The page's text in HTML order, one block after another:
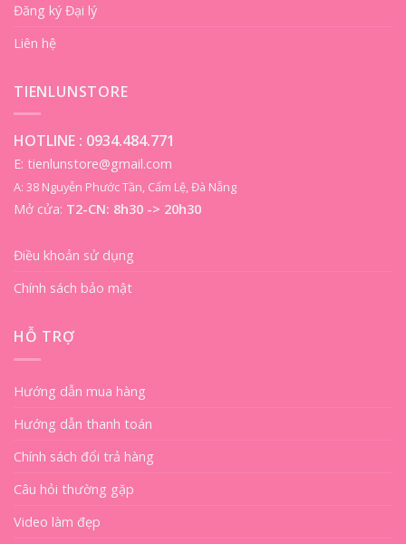
Đăng ký Đại lý
Liên hệ
TIENLUNSTORE
HOTLINE : 0934.484.771
E: tienlunstore@gmail.com
A: 38 Nguyễn Phước Tần, Cẩm Lệ, Đà Nẵng
Mở cửa: T2-CN: 8h30 -> 20h30
Điều khoản sử dụng
Chính sách bảo mật
HỖ TRỢ
Hướng dẫn mua hàng
Hướng dẫn thanh toán
Chính sách đổi trả hàng
Câu hỏi thường gặp
Video làm đẹp